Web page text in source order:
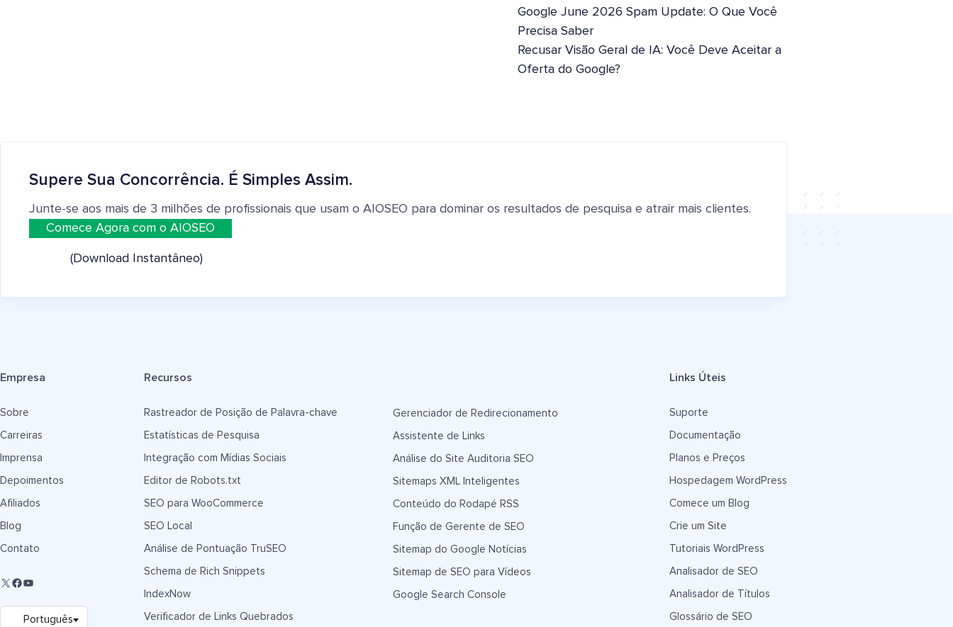
Google June 2026 Spam Update: O Que Você
Precisa Saber
Recusar Visão Geral de IA: Você Deve Aceitar a
Oferta do Google?
Supere Sua Concorrência. É Simples Assim.
Junte-se aos mais de 3 milhões de profissionais que usam o AIOSEO para dominar os resultados de pesquisa e atrair mais clientes.
Comece Agora com o AIOSEO
(Download Instantâneo)
Empresa
Sobre
Carreiras
Imprensa
Depoimentos
Afiliados
Blog
Contato
Recursos
Rastreador de Posição de Palavra-chave
Estatísticas de Pesquisa
Integração com Mídias Sociais
Editor de Robots.txt
SEO para WooCommerce
SEO Local
Análise de Pontuação TruSEO
Schema de Rich Snippets
IndexNow
Verificador de Links Quebrados
Gerenciador de Redirecionamento
Assistente de Links
Análise do Site Auditoria SEO
Sitemaps XML Inteligentes
Conteúdo do Rodapé RSS
Função de Gerente de SEO
Sitemap do Google Notícias
Sitemap de SEO para Vídeos
Google Search Console
Links Úteis
Suporte
Documentação
Planos e Preços
Hospedagem WordPress
Comece um Blog
Crie um Site
Tutoriais WordPress
Analisador de SEO
Analisador de Títulos
Glossário de SEO